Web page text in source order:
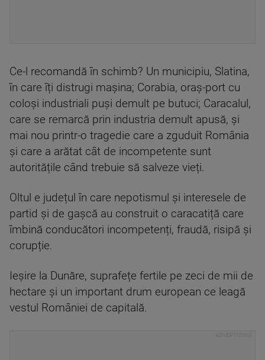
Ce-l recomandă în schimb? Un municipiu, Slatina,
în care îți distrugi mașina; Corabia, oraș-port cu
coloși industriali puși demult pe butuci; Caracalul,
care se remarcă prin industria demult apusă, și
mai nou printr-o tragedie care a zguduit România
și care a arătat cât de incompetente sunt
autoritățile când trebuie să salveze vieți.
Oltul e județul în care nepotismul și interesele de
partid și de gașcă au construit o caracatiță care
îmbină conducători incompetenți, fraudă, risipă și
corupție.
Ieșire la Dunăre, suprafețe fertile pe zeci de mii de
hectare și un important drum european ce leagă
vestul României de capitală.